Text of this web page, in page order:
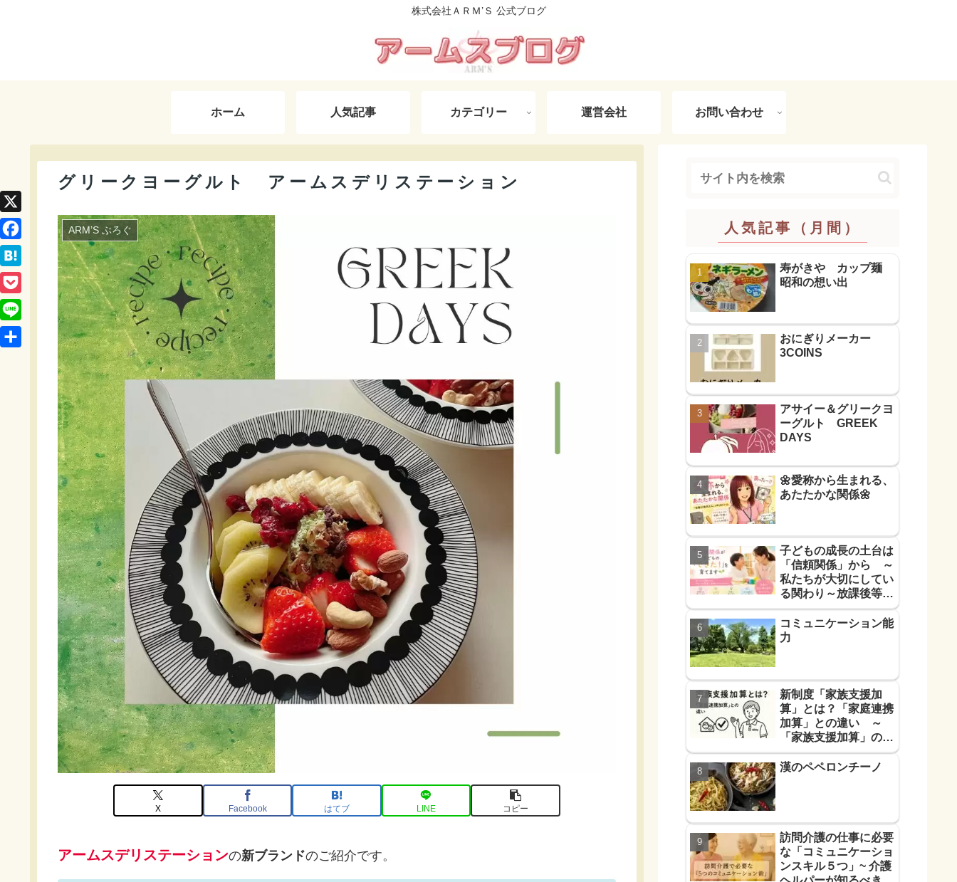
株式会社ＡＲＭ’Ｓ 公式ブログ
ホーム 人気記事 カテゴリー 運営会社 お問い合わせ
グリークヨーグルト アームスデリステーション
ARM’S ぶろぐ
X Facebook はてブ LINE コピー
アームスデリステーションの新ブランドのご紹介です。
X
F
a
c
e
b
H
a
t
e
P
o
c
L
人気記事（月間）
寿がきや カップ麺
昭和の想い出
おにぎりメーカー
3COINS
アサイー＆グリークヨ
ーグルト GREEK
DAYS
🌼愛称から生まれる、
あたたかな関係🌼
子どもの成長の土台は
「信頼関係」から ～
私たちが大切にしてい
る関わり～放課後等デ
イサービス
コミュニケーション能
力
新制度「家族支援加
算」とは？「家庭連携
加算」との違い ～
「家族支援加算」の算
定要件と支援方法！を
解説します～
漢のペペロンチーノ
訪問介護の仕事に必要
な「コミュニケーショ
ンスキル５つ」~ 介護